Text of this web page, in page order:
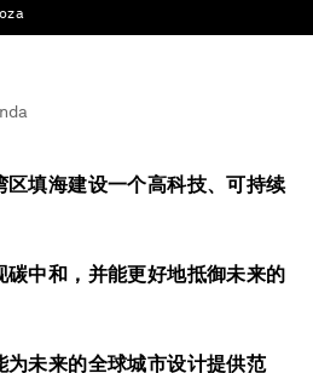
区填海建设一个高科技、可持续
中和，并能更好地抵御未来的
为未来的全球城市设计提供范